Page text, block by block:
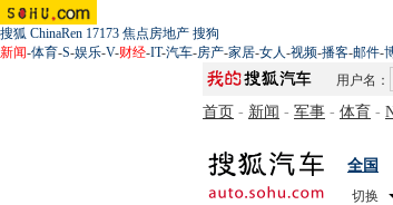
搜狐 ChinaRen 17173 焦点房地产 搜狗
新闻-体育-S-娱乐-V-财经-IT-汽车-房产-家居-女人-视频-播客-邮件-
用户名：
首页 - 新闻 - 军事 - 体育 -
全国
切换